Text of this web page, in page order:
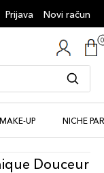
Prijava Novi račun
MAKE-UP NICHE
Douceur